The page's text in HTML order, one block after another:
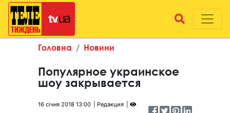
Головна Новини
Популярное украинское
шоу закрывается
16 січня 2018 13:00 Редакция